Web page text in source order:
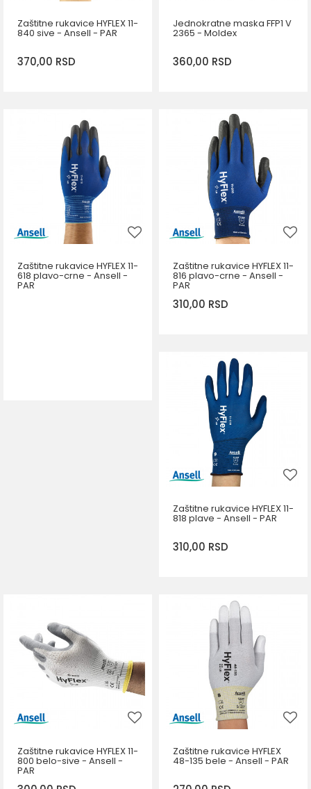
Zaštitne rukavice HYFLEX 11-
840 sive - Ansell - PAR
370,00 RSD
8 9
11 12
DODAJ U KORPU
Jednokratne maska FFP1 V
2365 - Moldex
360,00 RSD
DODAJ U KORPU
Zaštitne rukavice HYFLEX 11-
618 plavo-crne - Ansell -
PAR
Zaštitne rukavice HYFLEX 11-
816 plavo-crne - Ansell -
PAR
310,00 RSD
7
8
DODAJ U KORPU
Zaštitne rukavice HYFLEX 11-
818 plave - Ansell - PAR
310,00 RSD
7 8
DODAJ U KORPU
Zaštitne rukavice HYFLEX 11-
800 belo-sive - Ansell -
PAR
Zaštitne rukavice HYFLEX
48-135 bele - Ansell - PAR